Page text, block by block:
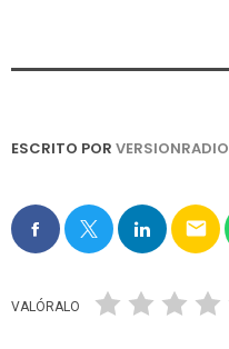
ESCRITO POR VERSIONRADIO
email
VALÓRALO